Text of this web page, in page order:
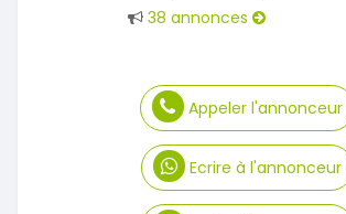
38 annonces
Appeler l'annonceur
Ecrire à l'annonceur